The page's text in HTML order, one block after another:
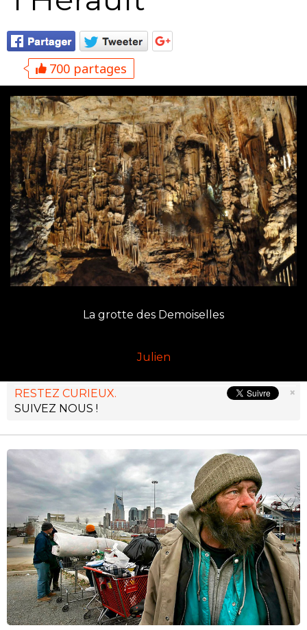
700 partages
La grotte des Demoiselles
Julien
×
RESTEZ CURIEUX.
SUIVEZ NOUS !